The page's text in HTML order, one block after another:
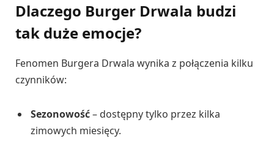
Dlaczego Burger Drwala budzi
tak duże emocje?
Fenomen Burgera Drwala wynika z połączenia kilku
czynników:
Sezonowość– dostępny tylko przez kilka
zimowych miesięcy.